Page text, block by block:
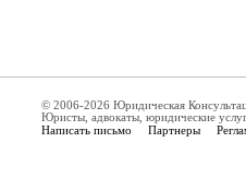
© 2006-2026 Юридическая
Юристы, адвокаты, юридические
Написать письмо Партнеры